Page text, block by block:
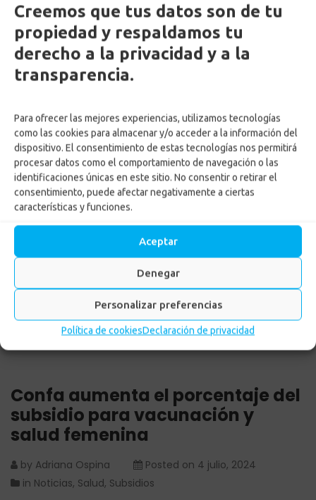
Creemos que tus datos son de tu
propiedad y respaldamos tu
derecho a la privacidad y a la
transparencia.
Para ofrecer las mejores experiencias, utilizamos tecnologías
como las cookies para almacenar y/o acceder a la información del
dispositivo. El consentimiento de estas tecnologías nos permitirá
procesar datos como el comportamiento de navegación o las
identificaciones únicas en este sitio. No consentir o retirar el
consentimiento, puede afectar negativamente a ciertas
características y funciones.
Aceptar
Denegar
Personalizar preferencias
Política de cookiesDeclaración de privacidad
Confa aumenta el
porcentaje del subsidio
para vacunación y salud
femenina
Inicio-Noticias-Confa aumenta el porcentaje del
subsidio para vacunación y salud femenina
Confa aumenta el porcentaje del
subsidio para vacunación y
salud femenina
by Adriana Ospina Posted on 4 julio, 2024
in Noticias, Salud, Subsidios